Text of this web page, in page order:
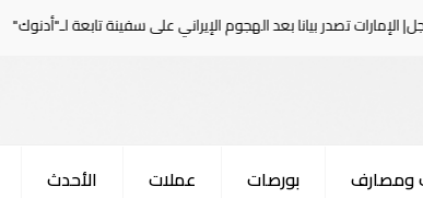
بيانا بعد الهجوم الإيراني على سفينة تابعة لـ"أدنوك"
ومصارف بورصات عملات الأحدث